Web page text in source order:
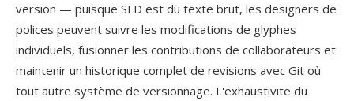
version — puisque SFD est du texte brut, les designers de
polices peuvent suivre les modifications de glyphes
individuels, fusionner les contributions de collaborateurs et
maintenir un historique complet de revisions avec Git où
tout autre système de versionnage. L'exhaustivite du